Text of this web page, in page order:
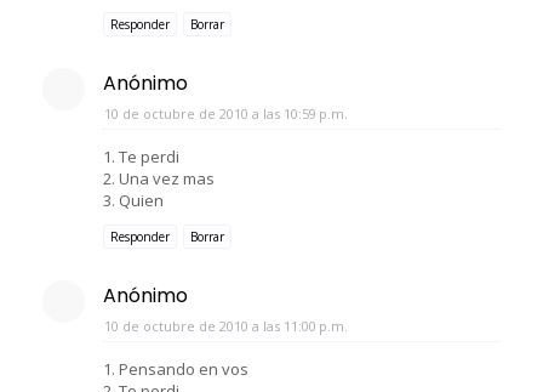
Responder Borrar
Anónimo
10 de octubre de 2010 a las 10:59 p.m.
1. Te perdi
2. Una vez mas
3. Quien
Responder Borrar
Anónimo
10 de octubre de 2010 a las 11:00 p.m.
1. Pensando en vos